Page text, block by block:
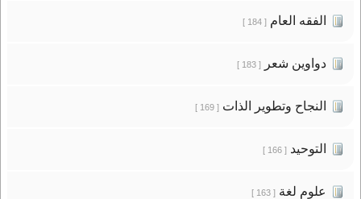
الفقه العام[ 184 ]
دواوين شعر[ 183 ]
النجاح وتطوير الذات[ 169 ]
التوحيد[ 166 ]
علوم لغة[ 163 ]